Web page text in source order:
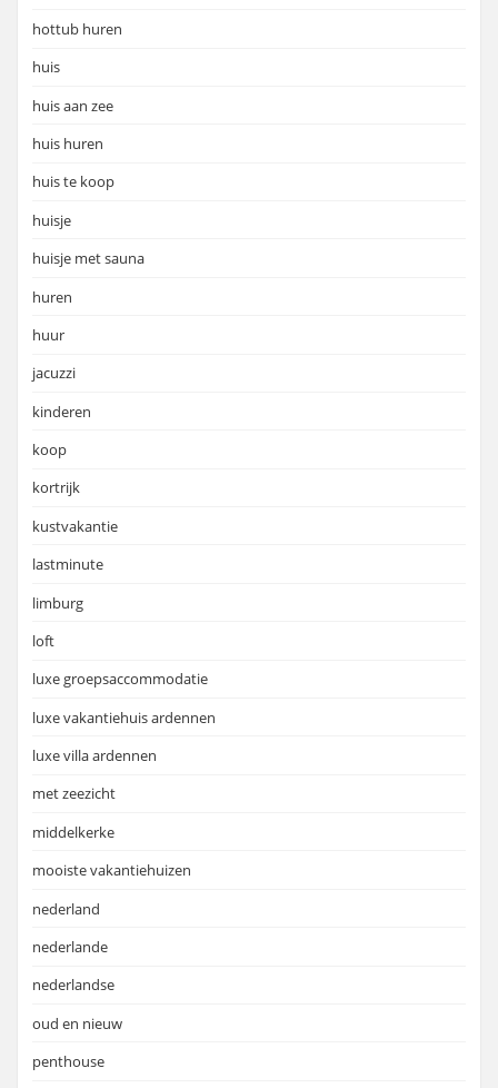
hottub huren
huis
huis aan zee
huis huren
huis te koop
huisje
huisje met sauna
huren
huur
jacuzzi
kinderen
koop
kortrijk
kustvakantie
lastminute
limburg
loft
luxe groepsaccommodatie
luxe vakantiehuis ardennen
luxe villa ardennen
met zeezicht
middelkerke
mooiste vakantiehuizen
nederland
nederlande
nederlandse
oud en nieuw
penthouse